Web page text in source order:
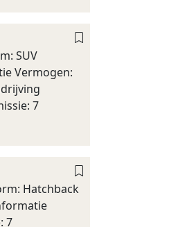
SUV
Vermogen:
7
Hatchback
7